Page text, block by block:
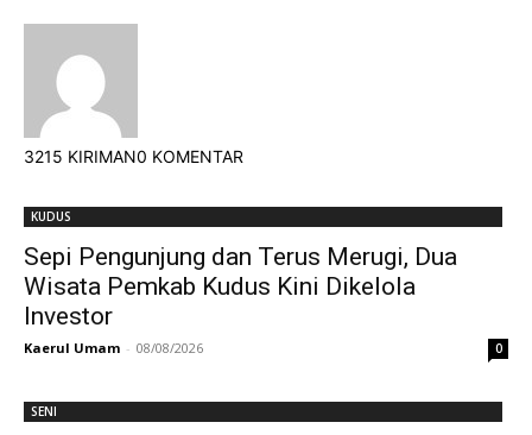
3215 KIRIMAN0 KOMENTAR
KUDUS
Sepi Pengunjung dan Terus Merugi, Dua
Wisata Pemkab Kudus Kini Dikelola
Investor
Kaerul Umam - 08/08/2026 0
SENI